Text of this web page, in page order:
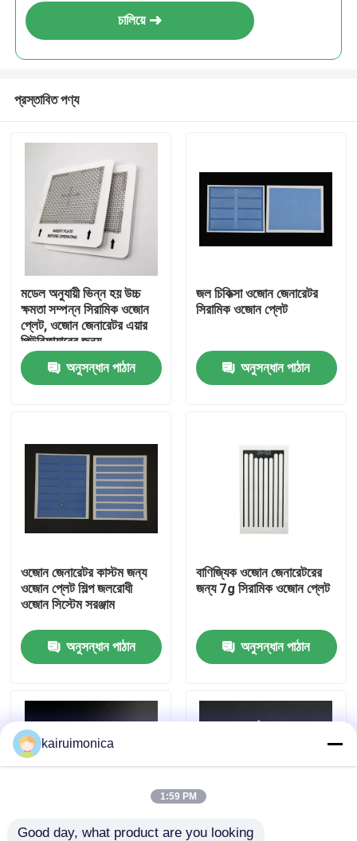
বাড়ি
ভিডিও
ভিআর শো
আমাদের সম্পর্কে
কারখানা ভ্রমণ
যোগাযোগ করুন
উদ্ধৃতির জন্য আবেদন
চালিয়ে
প্রস্তাবিত পণ্য
মডেল অনুযায়ী ভিন্ন হয় উচ্চ
ক্ষমতা সম্পন্ন সিরামিক ওজোন
প্লেট, ওজোন জেনারেটর এয়ার
পিউরিফায়ারের জন্য
অনুসন্ধান পাঠান
জল চিকিত্সা ওজোন জেনারেটর
সিরামিক ওজোন প্লেট
অনুসন্ধান পাঠান
ওজোন জেনারেটর কাস্টম জন্য
ওজোন প্লেট শিল্প জলরোধী
ওজোন সিস্টেম সরঞ্জাম
অনুসন্ধান পাঠান
বাণিজ্যিক ওজোন জেনারেটরের
জন্য 7g সিরামিক ওজোন প্লেট
অনুসন্ধান পাঠান
kairuimonica
1:59 PM
Good day, what product are you looking